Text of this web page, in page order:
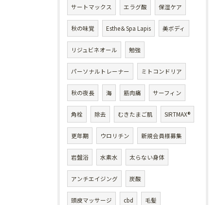
サートマックス エラグ酸 保湿ケア
秋の味覚 Esthe＆Spa Lapis 美ボディ
リジュビネオール 勉強
パーソナルトレーナー ミトコンドリア
秋の夜長 海 筋肉痛 サーフィン
角栓 除去 むきたまご肌 SIRTMAX®
更年期 ウロリチン 新規会員様募集
岩盤浴 水素水 太らない身体
アンチエイジング 炭酸
頭皮マッサージ cbd 毛髪